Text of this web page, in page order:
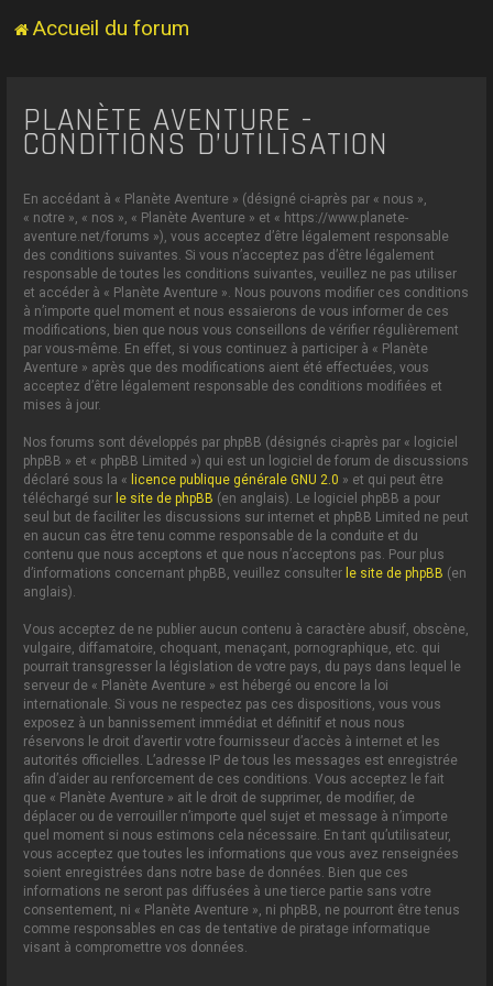
Accueil du forum
PLANÈTE AVENTURE -
CONDITIONS D’UTILISATION
En accédant à « Planète Aventure » (désigné ci-après par « nous »,
« notre », « nos », « Planète Aventure » et « https://www.planete-
aventure.net/forums »), vous acceptez d’être légalement responsable
des conditions suivantes. Si vous n’acceptez pas d’être légalement
responsable de toutes les conditions suivantes, veuillez ne pas utiliser
et accéder à « Planète Aventure ». Nous pouvons modifier ces conditions
à n’importe quel moment et nous essaierons de vous informer de ces
modifications, bien que nous vous conseillons de vérifier régulièrement
par vous-même. En effet, si vous continuez à participer à « Planète
Aventure » après que des modifications aient été effectuées, vous
acceptez d’être légalement responsable des conditions modifiées et
mises à jour.
Nos forums sont développés par phpBB (désignés ci-après par « logiciel
phpBB » et « phpBB Limited ») qui est un logiciel de forum de discussions
déclaré sous la « licence publique générale GNU 2.0 » et qui peut être
téléchargé sur le site de phpBB (en anglais). Le logiciel phpBB a pour
seul but de faciliter les discussions sur internet et phpBB Limited ne peut
en aucun cas être tenu comme responsable de la conduite et du
contenu que nous acceptons et que nous n’acceptons pas. Pour plus
d’informations concernant phpBB, veuillez consulter le site de phpBB (en
anglais).
Vous acceptez de ne publier aucun contenu à caractère abusif, obscène,
vulgaire, diffamatoire, choquant, menaçant, pornographique, etc. qui
pourrait transgresser la législation de votre pays, du pays dans lequel le
serveur de « Planète Aventure » est hébergé ou encore la loi
internationale. Si vous ne respectez pas ces dispositions, vous vous
exposez à un bannissement immédiat et définitif et nous nous
réservons le droit d’avertir votre fournisseur d’accès à internet et les
autorités officielles. L’adresse IP de tous les messages est enregistrée
afin d’aider au renforcement de ces conditions. Vous acceptez le fait
que « Planète Aventure » ait le droit de supprimer, de modifier, de
déplacer ou de verrouiller n’importe quel sujet et message à n’importe
quel moment si nous estimons cela nécessaire. En tant qu’utilisateur,
vous acceptez que toutes les informations que vous avez renseignées
soient enregistrées dans notre base de données. Bien que ces
informations ne seront pas diffusées à une tierce partie sans votre
consentement, ni « Planète Aventure », ni phpBB, ne pourront être tenus
comme responsables en cas de tentative de piratage informatique
visant à compromettre vos données.